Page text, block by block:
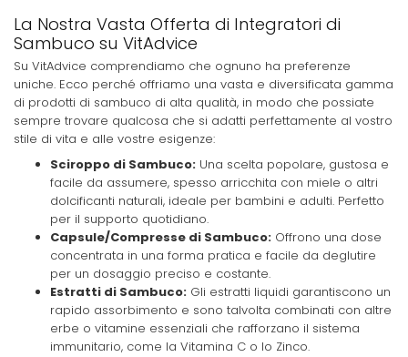
La Nostra Vasta Offerta di Integratori di
Sambuco su VitAdvice
Su VitAdvice comprendiamo che ognuno ha preferenze
uniche. Ecco perché offriamo una vasta e diversificata gamma
di prodotti di sambuco di alta qualità, in modo che possiate
sempre trovare qualcosa che si adatti perfettamente al vostro
stile di vita e alle vostre esigenze:
Sciroppo di Sambuco: Una scelta popolare, gustosa e
facile da assumere, spesso arricchita con miele o altri
dolcificanti naturali, ideale per bambini e adulti. Perfetto
per il supporto quotidiano.
Capsule/Compresse di Sambuco: Offrono una dose
concentrata in una forma pratica e facile da deglutire
per un dosaggio preciso e costante.
Estratti di Sambuco: Gli estratti liquidi garantiscono un
rapido assorbimento e sono talvolta combinati con altre
erbe o vitamine essenziali che rafforzano il sistema
immunitario, come la Vitamina C o lo Zinco.